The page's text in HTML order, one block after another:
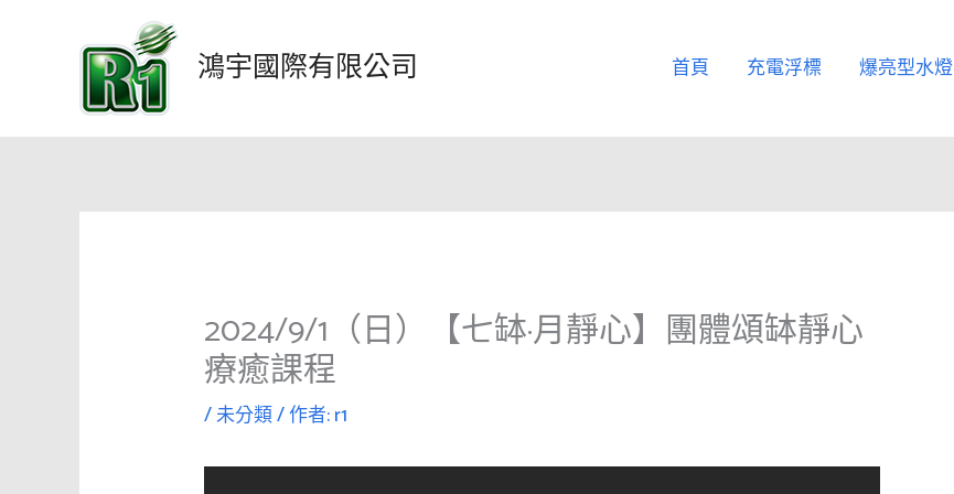
內
鴻宇國際有限公司 首頁 充電浮標 爆亮型水燈
2024/9/1（日）【七缽·月靜心】團體頌缽靜心
療癒課程
/未分類/ 作者:r1